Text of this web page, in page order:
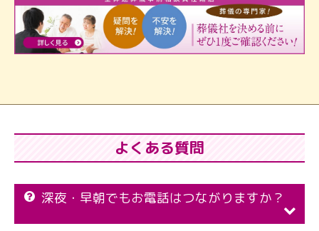
よくある質問
深夜・早朝でもお電話はつながりますか？